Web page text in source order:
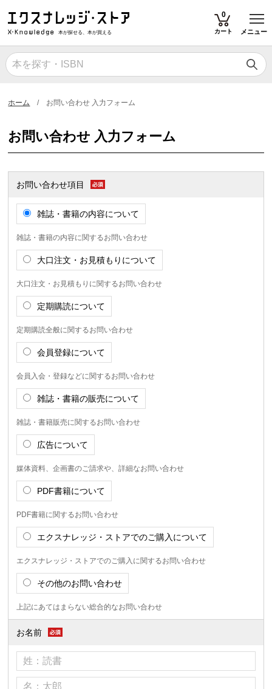
本が探せる、本が買える
0
カート メニュー
ホーム お問い合わせ 入力フォーム
お問い合わせ 入力フォーム
お問い合わせ項目
雑誌・書籍の内容について
雑誌・書籍の内容に関するお問い合わせ
大口注文・お見積もりについて
大口注文・お見積もりに関するお問い合わせ
定期購読について
定期購読全般に関するお問い合わせ
会員登録について
会員入会・登録などに関するお問い合わせ
雑誌・書籍の販売について
雑誌・書籍販売に関するお問い合わせ
広告について
媒体資料、企画書のご請求や、詳細なお問い合わせ
PDF書籍について
PDF書籍に関するお問い合わせ
エクスナレッジ・ストアでのご購入について
エクスナレッジ・ストアでのご購入に関するお問い合わせ
その他のお問い合わせ
上記にあてはまらない総合的なお問い合わせ
お名前